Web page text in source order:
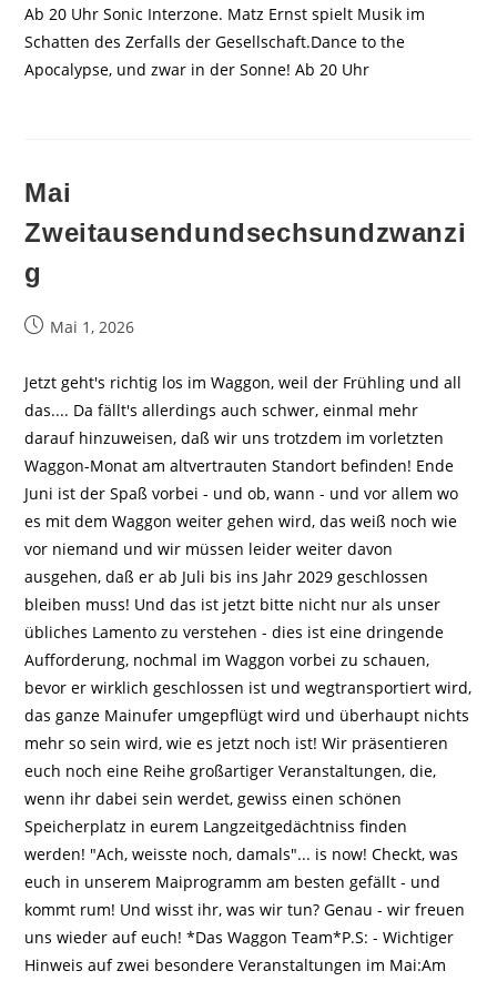
Ab 20 Uhr Sonic Interzone. Matz Ernst spielt Musik im
Schatten des Zerfalls der Gesellschaft.Dance to the
Apocalypse, und zwar in der Sonne! Ab 20 Uhr
Mai
Zweitausendundsechsundzwanzi
g
BeitragMai 1, 2026
Jetzt geht's richtig los im Waggon, weil der Frühling und all
das.... Da fällt's allerdings auch schwer, einmal mehr
darauf hinzuweisen, daß wir uns trotzdem im vorletzten
Waggon-Monat am altvertrauten Standort befinden! Ende
Juni ist der Spaß vorbei - und ob, wann - und vor allem wo
es mit dem Waggon weiter gehen wird, das weiß noch wie
vor niemand und wir müssen leider weiter davon
ausgehen, daß er ab Juli bis ins Jahr 2029 geschlossen
bleiben muss! Und das ist jetzt bitte nicht nur als unser
übliches Lamento zu verstehen - dies ist eine dringende
Aufforderung, nochmal im Waggon vorbei zu schauen,
bevor er wirklich geschlossen ist und wegtransportiert wird,
das ganze Mainufer umgepflügt wird und überhaupt nichts
mehr so sein wird, wie es jetzt noch ist! Wir präsentieren
euch noch eine Reihe großartiger Veranstaltungen, die,
wenn ihr dabei sein werdet, gewiss einen schönen
Speicherplatz in eurem Langzeitgedächtniss finden
werden! "Ach, weisste noch, damals"... is now! Checkt, was
euch in unserem Maiprogramm am besten gefällt - und
kommt rum! Und wisst ihr, was wir tun? Genau - wir freuen
uns wieder auf euch! *Das Waggon Team*P.S: - Wichtiger
Hinweis auf zwei besondere Veranstaltungen im Mai:Am